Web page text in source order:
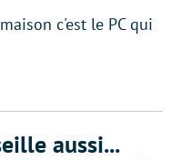
c'est le PC qui
aussi...